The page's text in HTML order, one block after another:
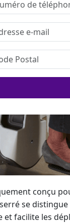
conçu
se
et facilite les